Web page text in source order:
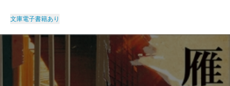
文庫電子書籍あり